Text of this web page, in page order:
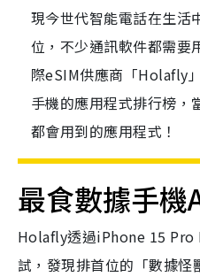
現今世代智能電話在生活
位，不少通訊軟件都需要
際eSIM供應商「Holafly
手機的應用程式排行榜，
都會用到的應用程式！
最食數據手機
Holafly透過iPhone 15 Pro
試，發現排首位的「數據怪